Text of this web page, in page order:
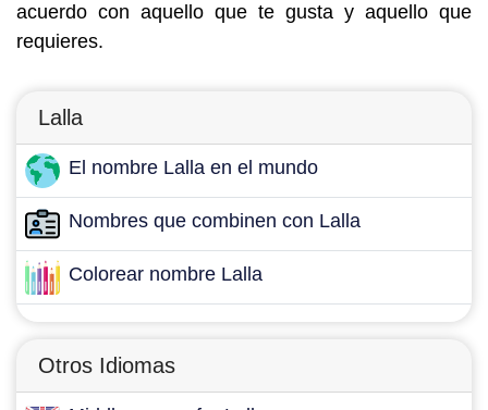
acuerdo con aquello que te gusta y aquello que
requieres.
Lalla
El nombre Lalla en el mundo
Nombres que combinen con Lalla
Colorear nombre Lalla
Otros Idiomas